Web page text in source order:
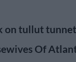
on tullut
Of